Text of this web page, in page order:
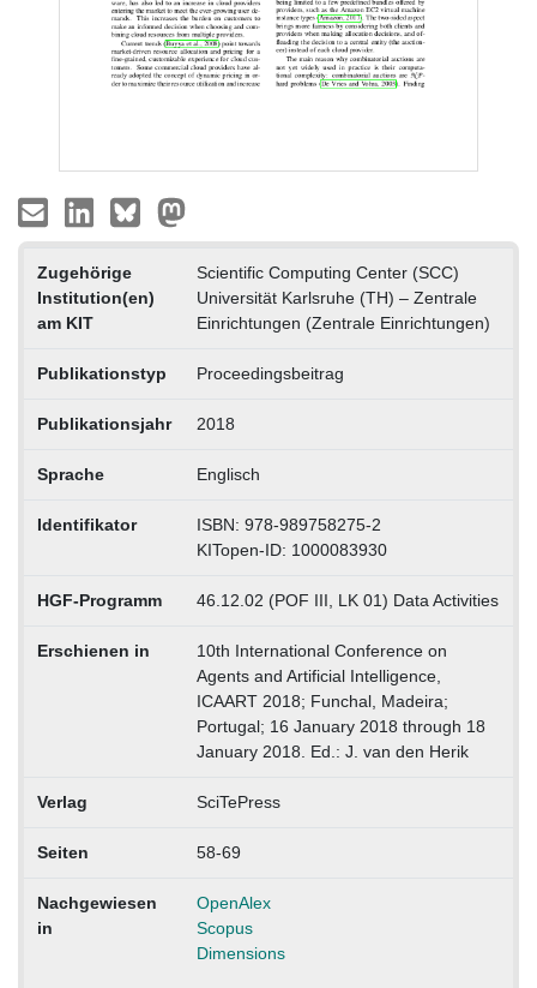
Zugehörige
Institution(en)
am KIT
Scientific Computing Center (SCC)
Universität Karlsruhe (TH) – Zentrale
Einrichtungen (Zentrale Einrichtungen)
Publikationstyp Proceedingsbeitrag
Publikationsjahr 2018
Sprache Englisch
Identifikator
ISBN: 978-989758275-2
KITopen-ID: 1000083930
HGF-Programm 46.12.02 (POF III, LK 01) Data Activities
Erschienen in
10th International Conference on
Agents and Artificial Intelligence,
ICAART 2018; Funchal, Madeira;
Portugal; 16 January 2018 through 18
January 2018. Ed.: J. van den Herik
Verlag SciTePress
Seiten 58-69
Nachgewiesen
in
OpenAlex
Scopus
Dimensions